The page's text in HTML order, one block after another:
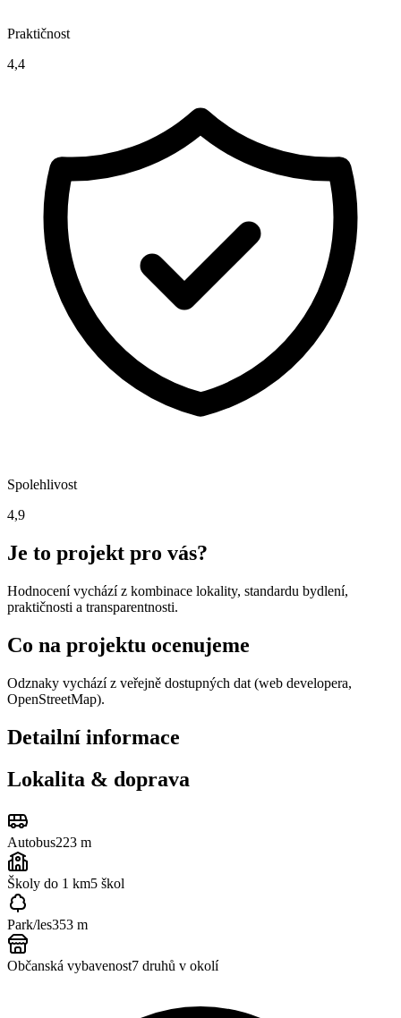
Praktičnost
4,4
Spolehlivost
4,9
Je to projekt pro vás?
Hodnocení vychází z kombinace lokality, standardu bydlení,
praktičnosti a transparentnosti.
Co na projektu ocenujeme
Odznaky vychází z veřejně dostupných dat (web developera,
OpenStreetMap).
Detailní informace
Lokalita & doprava
Autobus223 m
Školy do 1 km5 škol
Park/les353 m
Občanská vybavenost7 druhů v okolí